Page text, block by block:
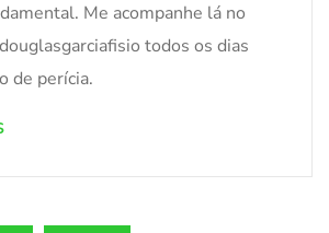
Me acompanhe lá no
todos os dias
de perícia.